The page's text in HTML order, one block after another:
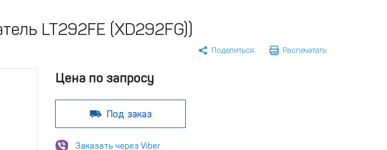
LT292FE (XD292FG))
Поделиться Распечатать
Цена по запросу
Под заказ
Заказать через Viber